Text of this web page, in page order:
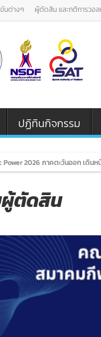
นต่างๆ ผู้ตัดสิน และกติการวอ
ปฏิทินกิจกรรม
Power 2026 ภาคตะวันออก เดิ
ผู้ตัดสิน